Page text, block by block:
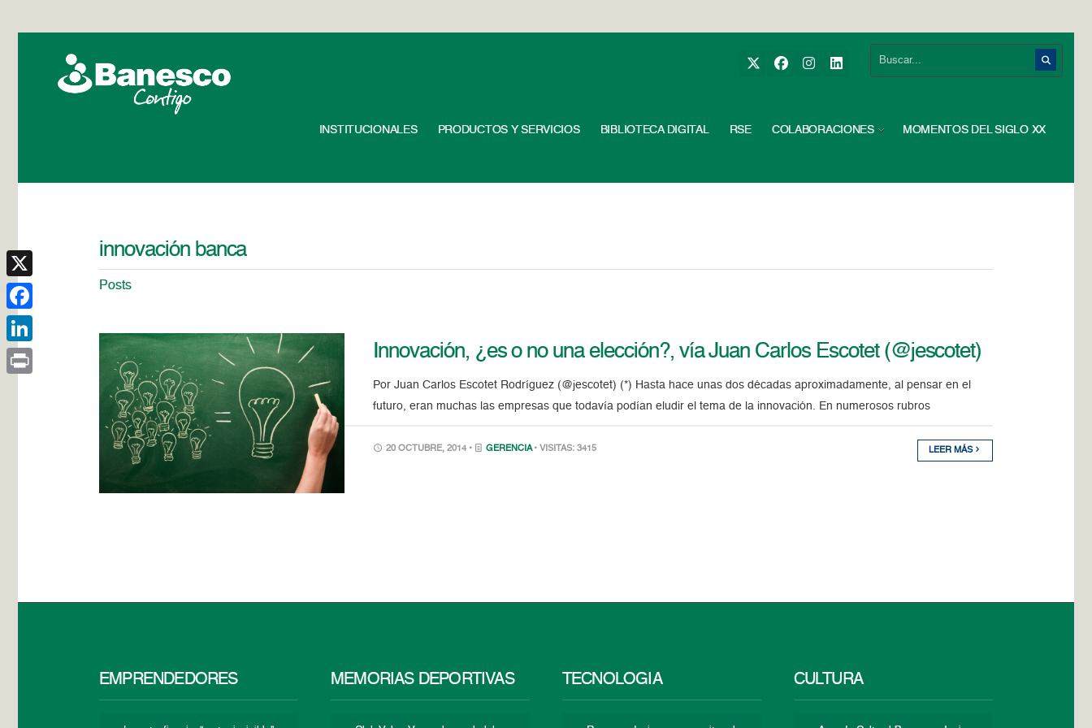
INSTITUCIONALES PRODUCTOS Y SERVICIOS BIBLIOTECA DIGITAL RSE COLABORACIONES MOMENTOS DEL SIGLO XX
innovación banca
Posts
Innovación, ¿es o no una elección?, vía Juan Carlos Escotet (@jescotet)
Por Juan Carlos Escotet Rodríguez (@jescotet) (*) Hasta hace unas dos décadas aproximadamente, al pensar en el
futuro, eran muchas las empresas que todavía podían eludir el tema de la innovación. En numerosos rubros
20 OCTUBRE, 2014 • GERENCIA • VISITAS: 3415 LEER MÁS
EMPRENDEDORES MEMORIAS DEPORTIVAS TECNOLOGÍA CULTURA
X
Facebook
LinkedIn